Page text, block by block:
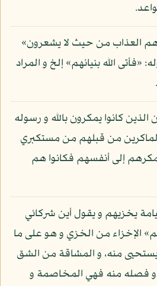
العذاب من حيث لا يشعرون»
الله بنيانهم» إلخ و المراد
الذين كانوا يمكرون بالله و رسوله
من قبلهم من مستكبري
إلى أنفسهم فكانوا هم
يخزيهم و يقول أين شركائي
الإخزاء من الخزي و هو على ما
منه، و المشاقة من الشق
فصله منه فهي المخاصمة و